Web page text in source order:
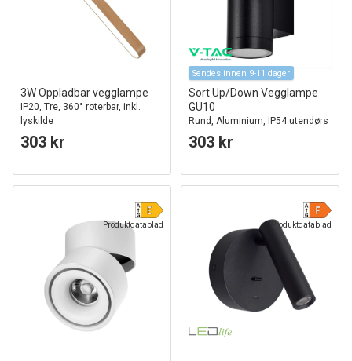
3W Oppladbar vegglampe
IP20, Tre, 360° roterbar, inkl.
lyskilde
303 kr
Sendes innen 9-11 dager
Sort Up/Down Vegglampe
GU10
Rund, Aluminium, IP54 utendørs
& innendørs
303 kr
Produktdatablad Produktdatablad